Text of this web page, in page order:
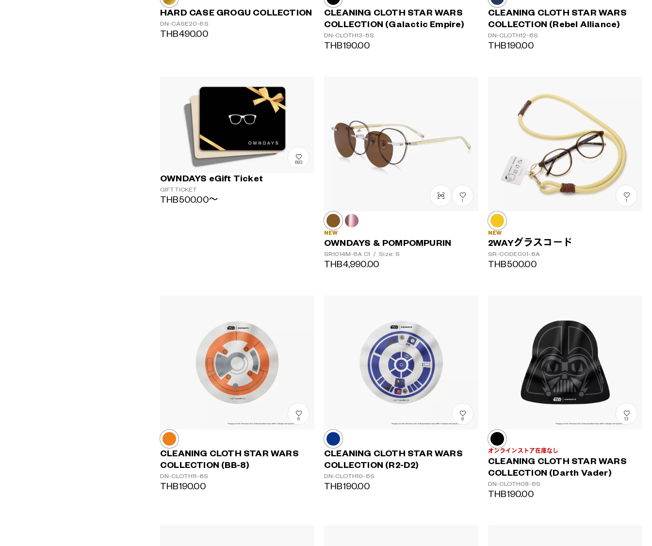
HARD CASE GROGU COLLECTION
DN-CASE20-6S
THB490.00
CLEANING CLOTH STAR WARS
COLLECTION (Galactic Empire)
DN-CLOTH13-6S
THB190.00
CLEANING CLOTH STAR WARS
COLLECTION (Rebel Alliance)
DN-CLOTH12-6S
THB190.00
683
OWNDAYS eGift Ticket
GIFTTICKET
THB500.00〜 1
NEW
OWNDAYS & POMPOMPURIN
SR1014M-6A C1 / Size: S
THB4,990.00
1
NEW
2WAYグラスコード
SR-CODE001-6A
THB500.00
6
CLEANING CLOTH STAR WARS
COLLECTION (BB-8)
DN-CLOTH11-6S
THB190.00
8
CLEANING CLOTH STAR WARS
COLLECTION (R2-D2)
DN-CLOTH10-6S
THB190.00
13
オンラインストア在庫なし
CLEANING CLOTH STAR WARS
COLLECTION (Darth Vader)
DN-CLOTH08-6S
THB190.00